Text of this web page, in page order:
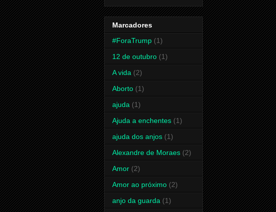
Marcadores
#ForaTrump (1)
12 de outubro (1)
A vida (2)
Aborto (1)
ajuda (1)
Ajuda a enchentes (1)
ajuda dos anjos (1)
Alexandre de Moraes (2)
Amor (2)
Amor ao próximo (2)
anjo da guarda (1)